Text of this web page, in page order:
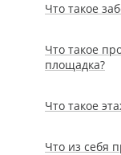
Что такое
Что такое
площадка?
Что такое
Что из себя